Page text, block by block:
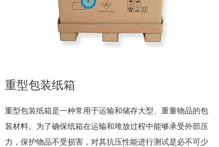
全国咨询电话：
189-6299-4555
重型包装纸箱
重型包装纸箱是一种常用于运输和储存大型、重量物品的包
装材料。为了确保纸箱在运输和堆放过程中能够承受外部压
力，保护物品不受损害，对其抗压性能进行测试是必不可少